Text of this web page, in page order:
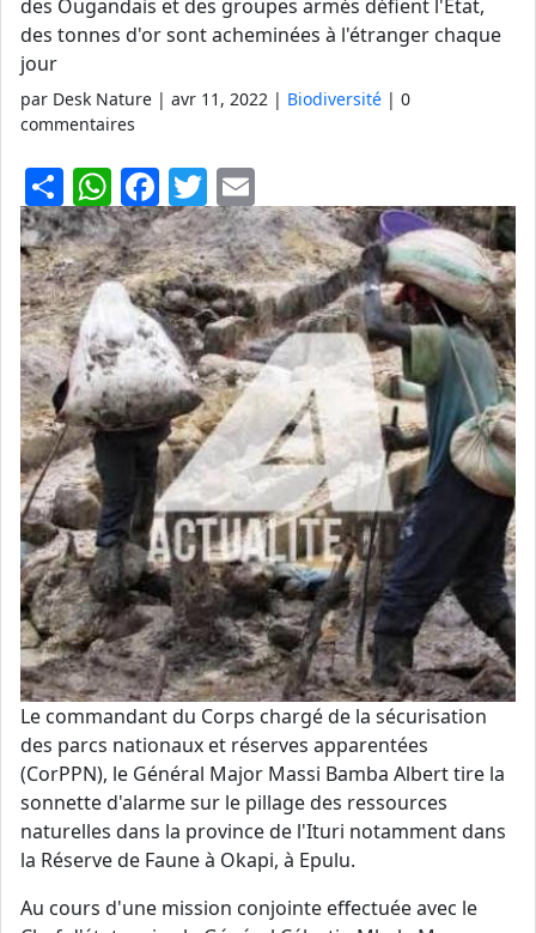
des Ougandais et des groupes armés défient l'État,
des tonnes d'or sont acheminées à l'étranger chaque
jour
par Desk Nature | avr 11, 2022 | Biodiversité | 0
commentaires
S
h
ar
e
W
h
at
s
A
p
p
F
a
c
e
b
o
o
k
T
w
itt
er
m
ai
l
Le commandant du Corps chargé de la sécurisation
des parcs nationaux et réserves apparentées
(CorPPN), le Général Major Massi Bamba Albert tire la
sonnette d'alarme sur le pillage des ressources
naturelles dans la province de l'Ituri notamment dans
la Réserve de Faune à Okapi, à Epulu.
Au cours d'une mission conjointe effectuée avec le